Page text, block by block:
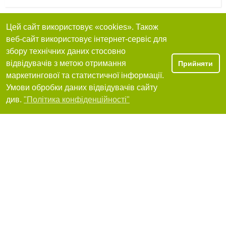
Цей сайт використовує «cookies». Також
веб-сайт використовує інтернет-сервіс для
збору технічних даних стосовно
відвідувачів з метою отримання
маркетингової та статистичної інформації.
Умови обробки даних відвідувачів сайту
див. "Політика конфіденційності"
Прийняти